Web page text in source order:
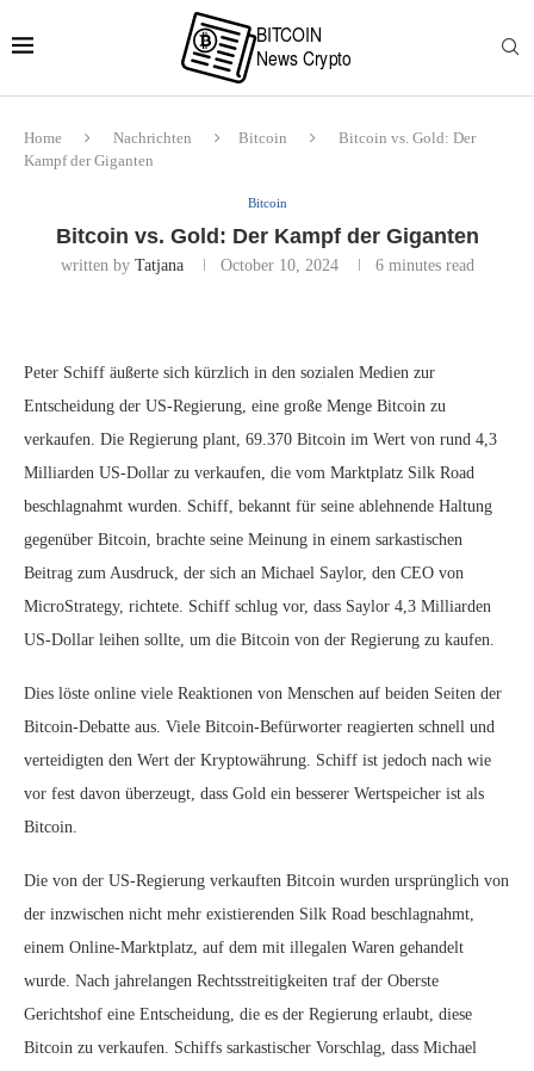
Home Nachrichten Bitcoin
Bitcoin vs. Gold: Der
Kampf der Giganten
Bitcoin
Bitcoin vs. Gold: Der Kampf der Giganten
written by Tatjana October 10, 2024 6 minutes read
Peter Schiff äußerte sich kürzlich in den sozialen Medien zur
Entscheidung der US-Regierung, eine große Menge Bitcoin zu
verkaufen. Die Regierung plant, 69.370 Bitcoin im Wert von rund 4,3
Milliarden US-Dollar zu verkaufen, die vom Marktplatz Silk Road
beschlagnahmt wurden. Schiff, bekannt für seine ablehnende Haltung
gegenüber Bitcoin, brachte seine Meinung in einem sarkastischen
Beitrag zum Ausdruck, der sich an Michael Saylor, den CEO von
MicroStrategy, richtete. Schiff schlug vor, dass Saylor 4,3 Milliarden
US-Dollar leihen sollte, um die Bitcoin von der Regierung zu kaufen.
Dies löste online viele Reaktionen von Menschen auf beiden Seiten der
Bitcoin-Debatte aus. Viele Bitcoin-Befürworter reagierten schnell und
verteidigten den Wert der Kryptowährung. Schiff ist jedoch nach wie
vor fest davon überzeugt, dass Gold ein besserer Wertspeicher ist als
Bitcoin.
Die von der US-Regierung verkauften Bitcoin wurden ursprünglich von
der inzwischen nicht mehr existierenden Silk Road beschlagnahmt,
einem Online-Marktplatz, auf dem mit illegalen Waren gehandelt
wurde. Nach jahrelangen Rechtsstreitigkeiten traf der Oberste
Gerichtshof eine Entscheidung, die es der Regierung erlaubt, diese
Bitcoin zu verkaufen. Schiffs sarkastischer Vorschlag, dass Michael